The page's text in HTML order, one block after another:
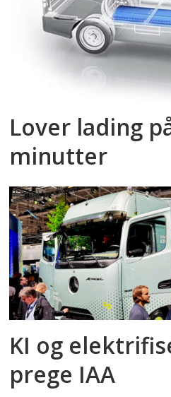
Lover lading
minutter
KI og
prege IAA